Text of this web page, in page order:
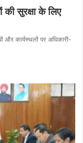
की सुरक्षा के लिए
और कार्यस्थलों पर अधिकारी-